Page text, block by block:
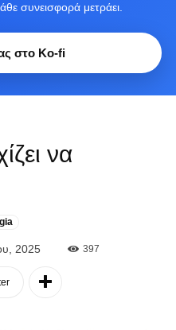
συνεισφορά μετράει.
στο Ko-fi
να
2025 397